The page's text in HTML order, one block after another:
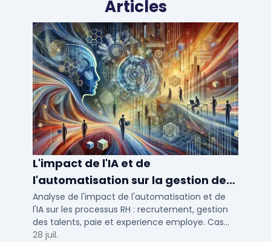
Articles
L'impact de l'IA et de
l'automatisation sur la gestion des
talents RH
Analyse de l'impact de l'automatisation et de
l'IA sur les processus RH : recrutement, gestion
des talents, paie et experience employe. Cas
concrets pour TPE, PME et ETI en 2026.
28 juil.